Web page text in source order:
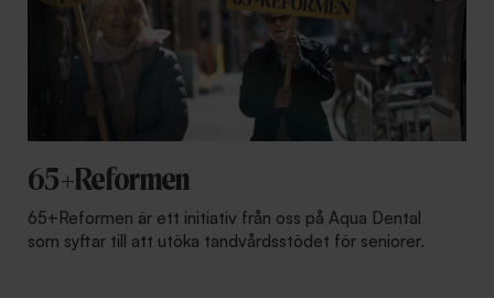
65+Reformen
65+Reformen är ett initiativ från oss på Aqua Dental
som syftar till att utöka tandvårdsstödet för seniorer.